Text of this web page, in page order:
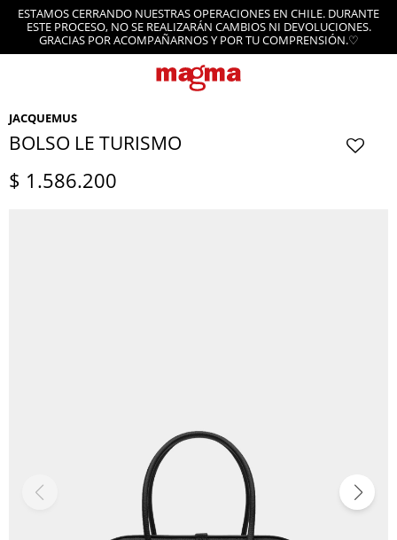
ESTAMOS CERRANDO NUESTRAS OPERACIONES EN CHILE. DURANTE
ESTE PROCESO, NO SE REALIZARÁN CAMBIOS NI DEVOLUCIONES.
GRACIAS POR ACOMPAÑARNOS Y POR TU COMPRENSIÓN.♡
JACQUEMUS
BOLSO LE TURISMO
$ 1.586.200